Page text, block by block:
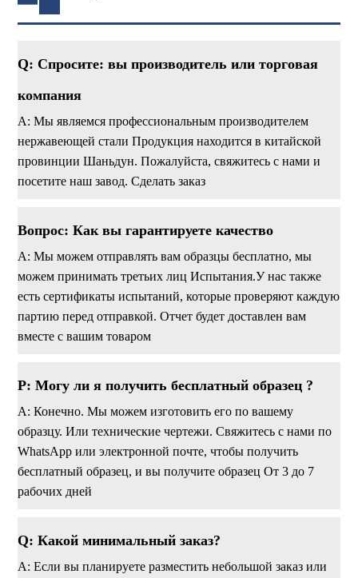
Q: Спросите: вы производитель или торговая
компания
A: Мы являемся профессиональным производителем
нержавеющей стали Продукция находится в китайской
провинции Шаньдун. Пожалуйста, свяжитесь с нами и
посетите наш завод. Сделать заказ
Вопрос: Как вы гарантируете качество
A: Мы можем отправлять вам образцы бесплатно, мы
можем принимать третьих лиц Испытания.У нас также
есть сертификаты испытаний, которые проверяют каждую
партию перед отправкой. Отчет будет доставлен вам
вместе с вашим товаром
P: Могу ли я получить бесплатный образец ?
A: Конечно. Мы можем изготовить его по вашему
образцу. Или технические чертежи. Свяжитесь с нами по
WhatsApp или электронной почте, чтобы получить
бесплатный образец, и вы получите образец От 3 до 7
рабочих дней
Q: Какой минимальный заказ?
A: Если вы планируете разместить небольшой заказ или